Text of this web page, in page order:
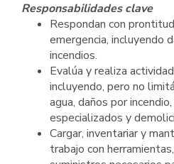
Responsabilidades clave
Respondan con
emergencia, incluyendo
incendios.
Evalúa y realiza
incluyendo, pero no
agua, daños por
especializados y
Cargar, inventariar y
trabajo con